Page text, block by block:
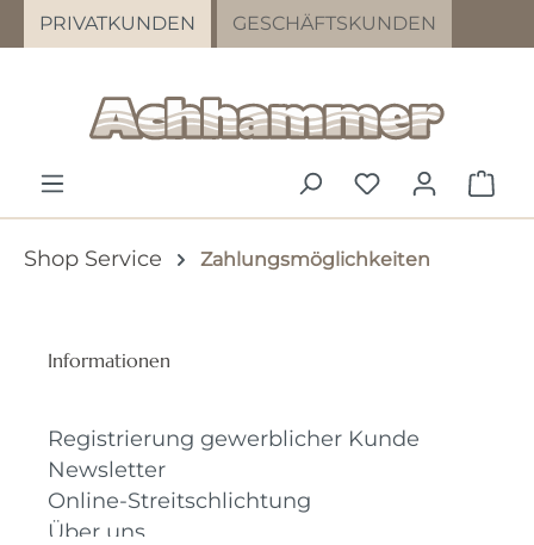
Zum Hauptinhalt springen
PRIVATKUNDEN GESCHÄFTSKUNDEN
DU HAST 0
Shop Service Zahlungsmöglichkeiten
Informationen
Registrierung gewerblicher Kunde
Newsletter
Online-Streitschlichtung
Über uns